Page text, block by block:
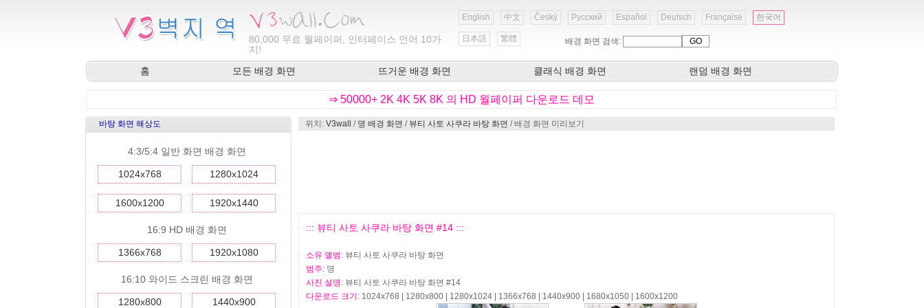
80,000 무료 월페이퍼, 인터페이스 언어 10가
지!
English 中文 Český Русский Español Deutsch Française 한국어
日本語 繁體 배경 화면 검색:
홈 모든 배경 화면 뜨거운 배경 화면 클래식 배경 화면 랜덤 배경 화면
⇒ 50000+ 2K 4K 5K 8K 의 HD 월페이퍼 다운로드 데모
바탕 화면 해상도
4:3/5:4 일반 화면 배경 화면
1024x768 1280x1024
1600x1200 1920x1440
16:9 HD 배경 화면
1366x768 1920x1080
16:10 와이드 스크린 배경 화면
1280x800 1440x900
위치: V3wall / 명 배경 화면 / 뷰티 사토 사쿠라 바탕 화면 / 배경 화면 미리보기
::: 뷰티 사토 사쿠라 바탕 화면 #14 :::
소유 앨범 : 뷰티 사토 사쿠라 바탕 화면
범주: 명
사진 설명: 뷰티 사토 사쿠라 바탕 화면 #14
다운로드 크기 : 1024x768 | 1280x800 | 1280x1024 | 1366x768 | 1440x900 | 1680x1050 | 1600x1200